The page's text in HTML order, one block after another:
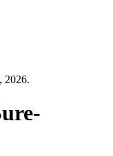
2026.